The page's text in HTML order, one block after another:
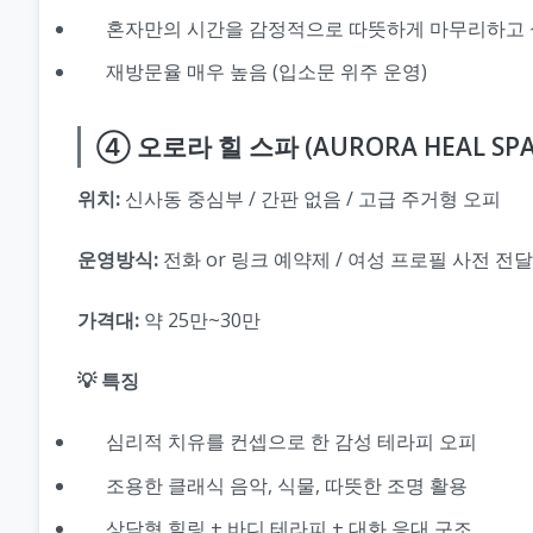
혼자만의 시간을 감정적으로 따뜻하게 마무리하고
재방문율 매우 높음 (입소문 위주 운영)
④ 오로라 힐 스파 (AURORA HEAL
위치: 신사동 중심부 / 간판 없음 / 고급 주거형 오피
운영방식: 전화 or 링크 예약제 / 여성 프로필 사전 전달
가격대: 약 25만~30만
💡 특징
심리적 치유를 컨셉으로 한 감성 테라피 오피
조용한 클래식 음악, 식물, 따뜻한 조명 활용